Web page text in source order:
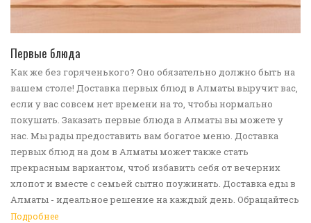
Первые блюда
Как же без горяченького? Оно обязательно должно быть на
вашем столе! Доставка первых блюд в Алматы выручит вас,
если у вас совсем нет времени на то, чтобы нормально
покушать. Заказать первые блюда в Алматы вы можете у
нас. Мы рады предоставить вам богатое меню. Доставка
первых блюд на дом в Алматы может также стать
прекрасным вариантом, чтоб избавить себя от вечерних
хлопот и вместе с семьей сытно поужинать. Доставка еды в
Алматы - идеальное решение на каждый день. Обращайтесь
к нам!
Подробнее